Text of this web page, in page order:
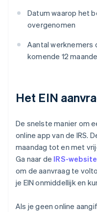
Datum waarop het
overgenomen
Aantal werknemers
komende 12
Het EIN
De snelste manier om
online app van de IRS.
maandag tot en met
Ga naar de IRS-website
om de aanvraag te
je EIN onmiddellijk en
Als je geen online